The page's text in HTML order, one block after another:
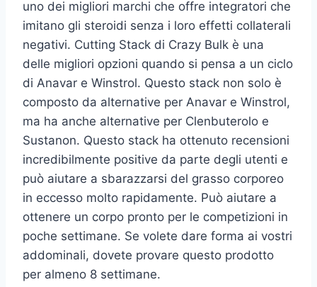
uno dei migliori marchi che offre integratori che
imitano gli steroidi senza i loro effetti collaterali
negativi. Cutting Stack di Crazy Bulk è una
delle migliori opzioni quando si pensa a un ciclo
di Anavar e Winstrol. Questo stack non solo è
composto da alternative per Anavar e Winstrol,
ma ha anche alternative per Clenbuterolo e
Sustanon. Questo stack ha ottenuto recensioni
incredibilmente positive da parte degli utenti e
può aiutare a sbarazzarsi del grasso corporeo
in eccesso molto rapidamente. Può aiutare a
ottenere un corpo pronto per le competizioni in
poche settimane. Se volete dare forma ai vostri
addominali, dovete provare questo prodotto
per almeno 8 settimane.